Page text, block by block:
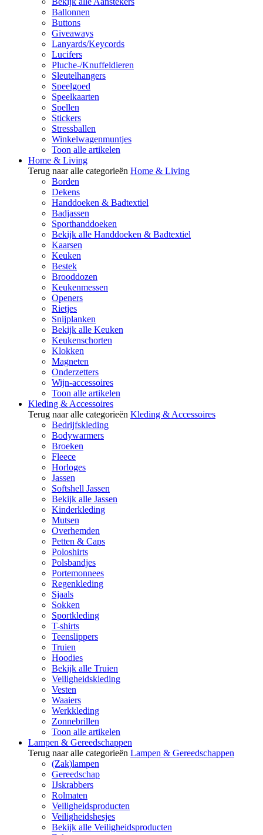
Ballonnen
Buttons
Giveaways
Lanyards/Keycords
Lucifers
Pluche-/Knuffeldieren
Sleutelhangers
Speelgoed
Speelkaarten
Spellen
Stickers
Stressballen
Winkelwagenmuntjes
Toon alle artikelen
Home & Living
Terug naar alle categorieën Home & Living
Borden
Dekens
Handdoeken & Badtextiel
Badjassen
Sporthanddoeken
Bekijk alle Handdoeken & Badtextiel
Kaarsen
Keuken
Bestek
Brooddozen
Keukenmessen
Openers
Rietjes
Snijplanken
Bekijk alle Keuken
Keukenschorten
Klokken
Magneten
Onderzetters
Wijn-accessoires
Toon alle artikelen
Kleding & Accessoires
Terug naar alle categorieën Kleding & Accessoires
Bedrijfskleding
Bodywarmers
Broeken
Fleece
Horloges
Jassen
Softshell Jassen
Bekijk alle Jassen
Kinderkleding
Mutsen
Overhemden
Petten & Caps
Poloshirts
Polsbandjes
Portemonnees
Regenkleding
Sjaals
Sokken
Sportkleding
T-shirts
Teenslippers
Truien
Hoodies
Bekijk alle Truien
Veiligheidskleding
Vesten
Waaiers
Werkkleding
Zonnebrillen
Toon alle artikelen
Lampen & Gereedschappen
Terug naar alle categorieën Lampen & Gereedschappen
(Zak)lampen
Gereedschap
IJskrabbers
Rolmaten
Veiligheidsproducten
Veiligheidshesjes
Bekijk alle Veiligheidsproducten